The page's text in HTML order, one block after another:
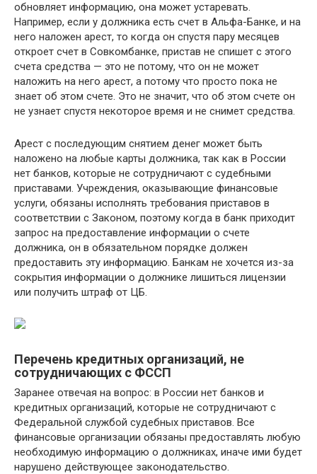
обновляет информацию, она может устаревать.
Например, если у должника есть счет в Альфа-Банке, и на
него наложен арест, то когда он спустя пару месяцев
откроет счет в Совкомбанке, пристав не спишет с этого
счета средства — это не потому, что он не может
наложить на него арест, а потому что просто пока не
знает об этом счете. Это не значит, что об этом счете он
не узнает спустя некоторое время и не снимет средства.
Арест с последующим снятием денег может быть
наложено на любые карты должника, так как в России
нет банков, которые не сотрудничают с судебными
приставами. Учреждения, оказывающие финансовые
услуги, обязаны исполнять требования приставов в
соответствии с Законом, поэтому когда в банк приходит
запрос на предоставление информации о счете
должника, он в обязательном порядке должен
предоставить эту информацию. Банкам не хочется из-за
сокрытия информации о должнике лишиться лицензии
или получить штраф от ЦБ.
Перечень кредитных организаций, не
сотрудничающих с ФССП
Заранее отвечая на вопрос: в России нет банков и
кредитных организаций, которые не сотрудничают с
Федеральной службой судебных приставов. Все
финансовые организации обязаны предоставлять любую
необходимую информацию о должниках, иначе ими будет
нарушено действующее законодательство.